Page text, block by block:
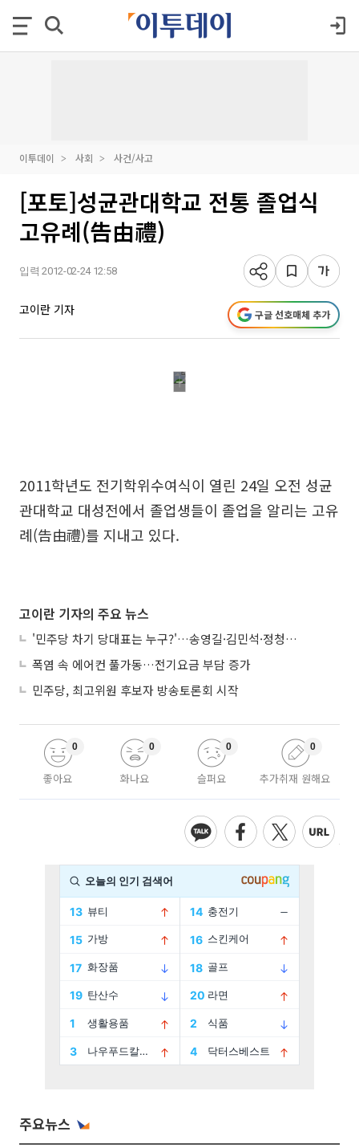
이투데이 사회 사건/사고
[포토]성균관대학교 전통 졸업식
고유례(告由禮)
입력 2012-02-24 12:58
고이란 기자 구글 선호매체 추가
2011학년도 전기학위수여식이 열린 24일 오전 성균
관대학교 대성전에서 졸업생들이 졸업을 알리는 고유
례(告由禮)를 지내고 있다.
고이란 기자의 주요 뉴스
'민주당 차기 당대표는 누구?'…송영길·김민석·정청래 토론회
폭염 속 에어컨 풀가동…전기요금 부담 증가
민주당, 최고위원 후보자 방송토론회 시작
좋아요
0
화나요
0
슬퍼요
0
추가취재 원해요
0
주요뉴스